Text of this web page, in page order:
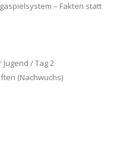
– Fakten statt
/ Tag 2
(Nachwuchs)